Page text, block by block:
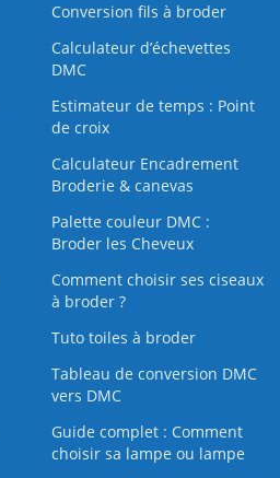
Conversion fils à broder
Calculateur d’échevettes
DMC
Estimateur de temps : Point
de croix
Calculateur Encadrement
Broderie & canevas
Palette couleur DMC :
Broder les Cheveux
Comment choisir ses ciseaux
à broder ?
Tuto toiles à broder
Tableau de conversion DMC
vers DMC
Guide complet : Comment
choisir sa lampe ou lampe